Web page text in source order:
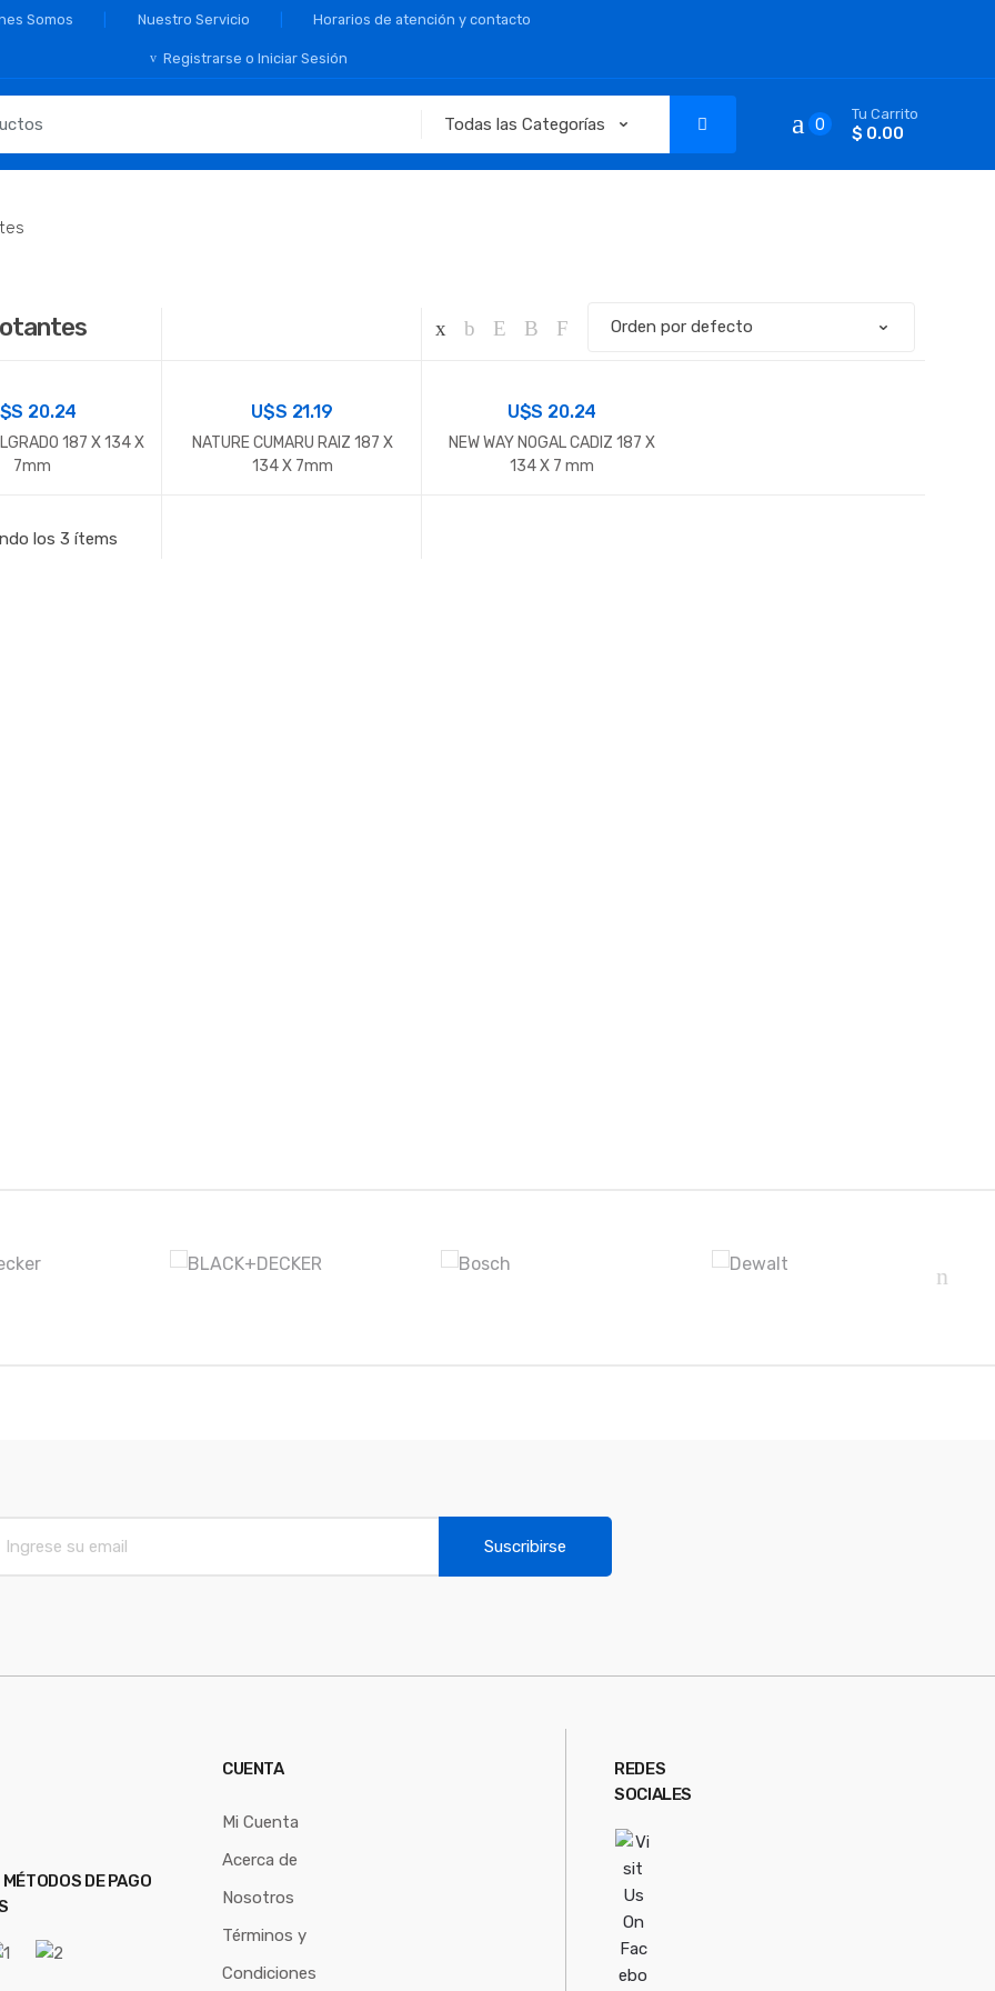
Somos Nuestro Servicio Horarios de atención y contacto
Registrarse o Iniciar Sesión
0
Tu Carrito
$ 0.00
20.24
187 X 134 X
7mm
U$S 21.19
NATURE CUMARU RAIZ 187 X
134 X 7mm
U$S 20.24
NEW WAY NOGAL CADIZ 187 X
134 X 7 mm
los 3 ítems
Suscribirse
DE PAGO
CUENTA
Mi Cuenta
Acerca de
Nosotros
Términos y
Condiciones
REDES
SOCIALES